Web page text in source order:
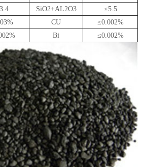
SiO2+AL2O3
≤5.5
CU
≤0.002%
Bi ≤0.002%